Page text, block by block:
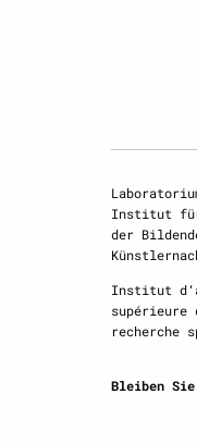
Institut für
der
Institut
supérieure
recherche
Bleiben Sie